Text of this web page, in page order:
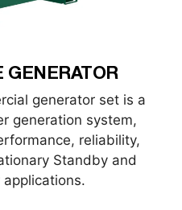
GENERATOR
generator set is a
generation system,
reliability,
Standby and
applications.